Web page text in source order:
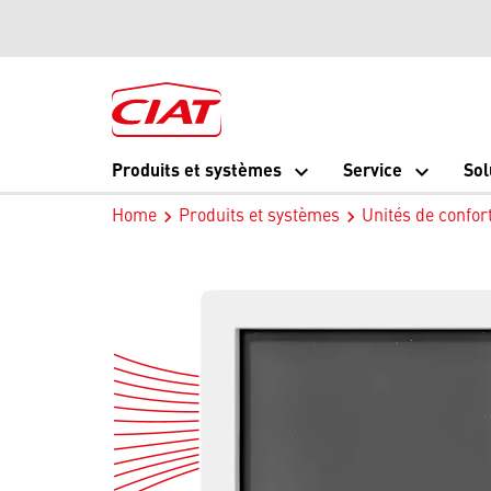
Produits et systèmes
Service
Home Produits et systèmes Unités de